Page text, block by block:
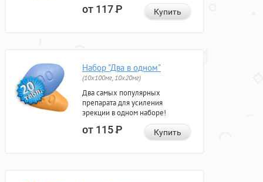
от 117Р Купить
Набор "Два в одном"
(10x100мг, 10x20мг)
Два самых популярных
препарата для усиления
эрекции в одном наборе!
от 115Р Купить